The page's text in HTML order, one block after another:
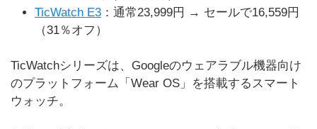
TicWatch E3 ：通常23,999円 → セールで16,559円
（31％オフ）
TicWatchシリーズは、Googleのウェアラブル機器向け
のプラットフォーム「Wear OS」を搭載するスマート
ウォッチ。